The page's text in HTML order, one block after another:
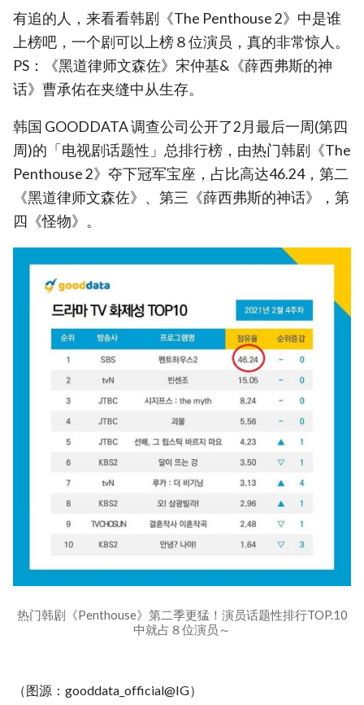
有追的人，来看看韩剧《The Penthouse 2》中是谁
上榜吧，一个剧可以上榜８位演员，真的非常惊人。
PS：《黑道律师文森佐》宋仲基&《薛西弗斯的神
话》曹承佑在夹缝中从生存。
韩国 GOODDATA 调查公司公开了2月最后一周(第四
周)的「电视剧话题性」总排行榜，由热门韩剧《The
Penthouse 2》夺下冠军宝座，占比高达46.24，第二
《黑道律师文森佐》、第三《薛西弗斯的神话》，第
四《怪物》。
热门韩剧《Penthouse》第二季更猛！演员话题性排行TOP.10
中就占８位演员～
（图源：gooddata_official@IG）